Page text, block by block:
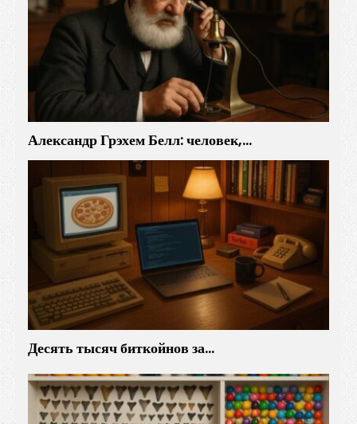
Александр Грэхем Белл: человек,…
Десять тысяч биткойнов за…